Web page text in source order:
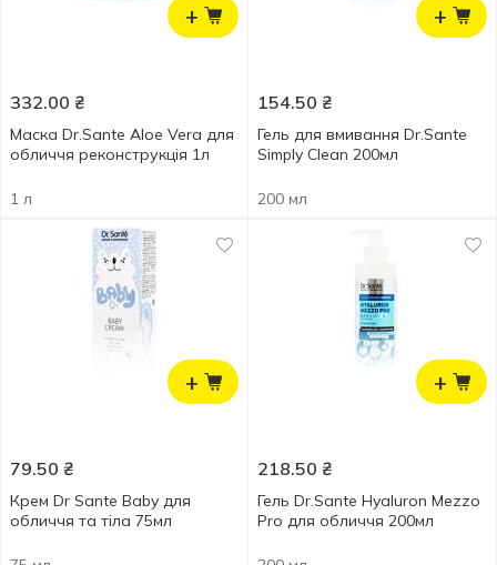
+
332.00 ₴
Маска Dr.Sante Aloe Vera для
обличчя реконструкція 1л
1 л
+
154.50 ₴
Гель для вмивання Dr.Sante
Simply Clean 200мл
200 мл
+
79.50 ₴
Крем Dr Sante Baby для
обличчя та тіла 75мл
+
218.50 ₴
Гель Dr.Sante Hyaluron Mezzo
Pro для обличчя 200мл